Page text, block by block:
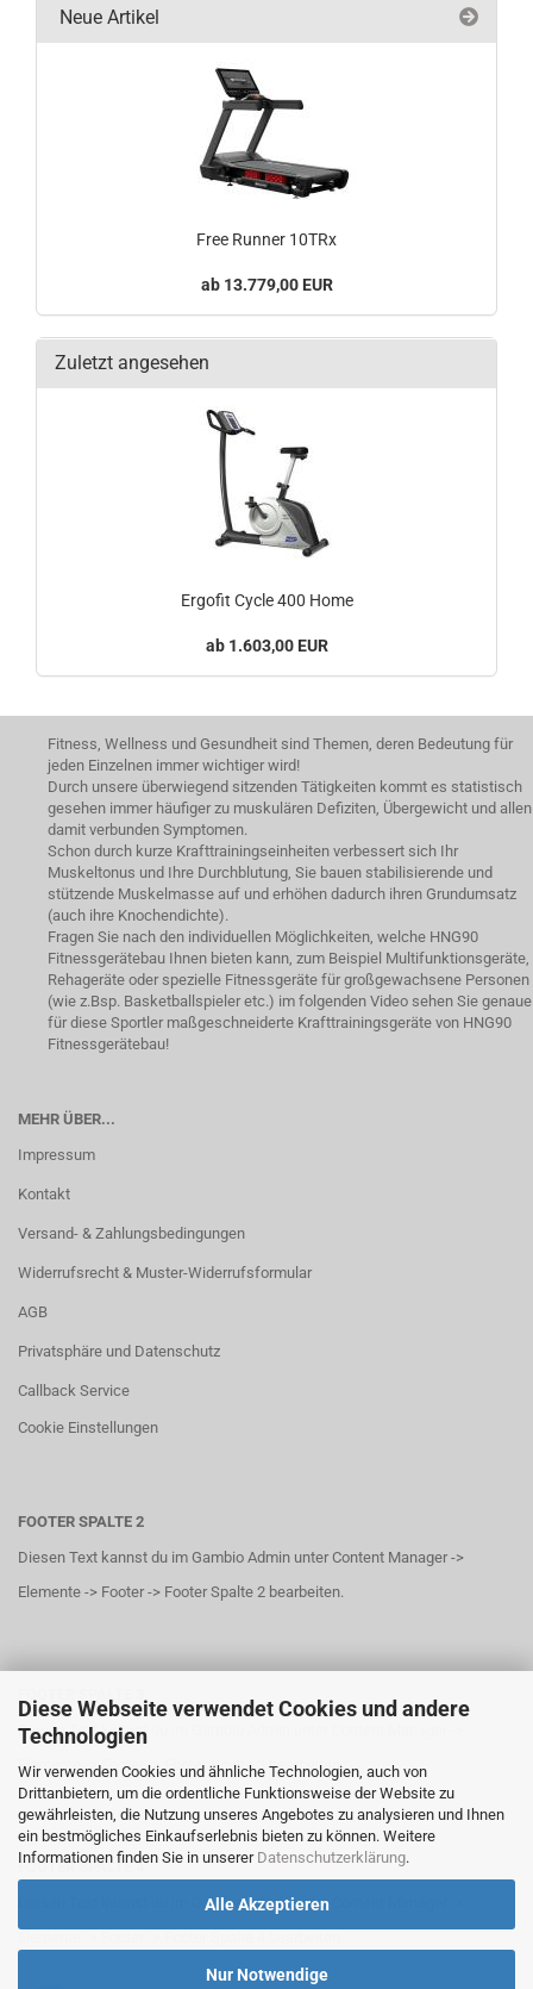
Diese Webseite verwendet Cookies und andere
Technologien
Wir verwenden Cookies und ähnliche Technologien, auch von
Drittanbietern, um die ordentliche Funktionsweise der Website zu
gewährleisten, die Nutzung unseres Angebotes zu analysieren und Ihnen
ein bestmögliches Einkaufserlebnis bieten zu können. Weitere
Informationen finden Sie in unserer Datenschutzerklärung.
Alle Akzeptieren
Nur Notwendige
Neue Artikel
Free Runner 10TRx
13.779,00 EUR
Zuletzt angesehen
Ergofit Cycle 400 Home
1.603,00 EUR
Fitness, Wellness und Gesundheit sind Themen, deren Bedeutung für
jeden Einzelnen immer wichtiger wird!
Durch unsere überwiegend sitzenden Tätigkeiten kommt es statistisch
gesehen immer häufiger zu muskulären Defiziten, Übergewicht und allen
damit verbunden Symptomen.
Schon durch kurze Krafttrainingseinheiten verbessert sich Ihr
Muskeltonus und Ihre Durchblutung, Sie bauen stabilisierende und
stützende Muskelmasse auf und erhöhen dadurch ihren Grundumsatz
(auch ihre Knochendichte).
Fragen Sie nach den individuellen Möglichkeiten, welche HNG90
Fitnessgerätebau Ihnen bieten kann, zum Beispiel Multifunktionsgeräte,
Rehageräte oder spezielle Fitnessgeräte für großgewachsene Personen
(wie z.Bsp. Basketballspieler etc.) im folgenden Video sehen Sie genaue
für diese Sportler maßgeschneiderte Krafttrainingsgeräte von HNG90
Fitnessgerätebau!
MEHR ÜBER...
Impressum
Kontakt
Versand- & Zahlungsbedingungen
Widerrufsrecht & Muster-Widerrufsformular
AGB
Privatsphäre und Datenschutz
Callback Service
Cookie Einstellungen
FOOTER SPALTE 2
Diesen Text kannst du im Gambio Admin unter Content Manager ->
Elemente -> Footer -> Footer Spalte 2 bearbeiten.
Diesen Text kannst du im Gambio Admin unter Content Manager ->
Elemente -> Footer -> Footer Spalte 3 bearbeiten.
FOOTER SPALTE 4
Diesen Text kannst du im Gambio Admin unter Content Manager ->